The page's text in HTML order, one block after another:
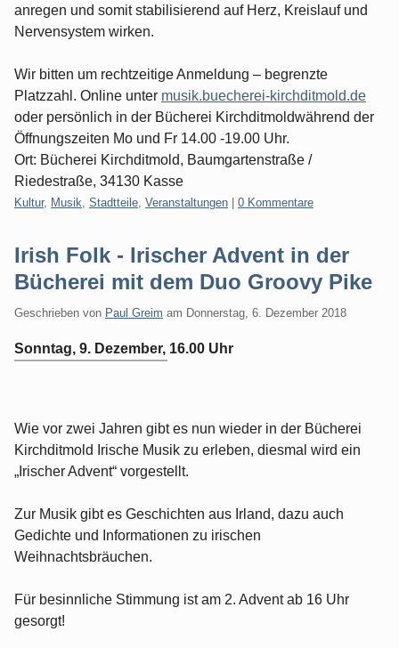
anregen und somit stabilisierend auf Herz, Kreislauf und
Nervensystem wirken.
Wir bitten um rechtzeitige Anmeldung – begrenzte
Platzzahl. Online unter musik.buecherei-kirchditmold.de
oder persönlich in der Bücherei Kirchditmoldwährend der
Öffnungszeiten Mo und Fr 14.00 -19.00 Uhr.
Ort: Bücherei Kirchditmold, Baumgartenstraße /
Riedestraße, 34130 Kasse
Kategorien:
Kultur, Musik Stadtteile Veranstaltungen | 0 Kommentare
Irish Folk - Irischer Advent in der
Bücherei mit dem Duo Groovy Pike
Geschrieben von Paul Greim am Donnerstag, 6. Dezember 2018
Sonntag, 9. Dezember, 16.00 Uhr
Wie vor zwei Jahren gibt es nun wieder in der Bücherei
Kirchditmold Irische Musik zu erleben, diesmal wird ein
„Irischer Advent“ vorgestellt.
Zur Musik gibt es Geschichten aus Irland, dazu auch
Gedichte und Informationen zu irischen
Weihnachtsbräuchen.
Für besinnliche Stimmung ist am 2. Advent ab 16 Uhr
gesorgt!